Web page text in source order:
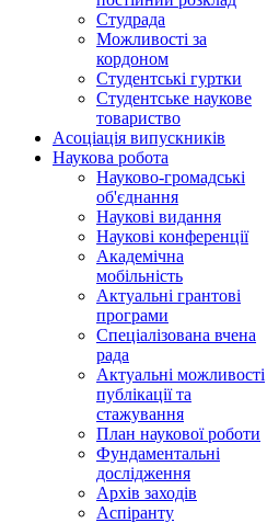
Студрада
Можливості за
кордоном
Студентські гуртки
Студентське наукове
товариство
Асоціація випускників
Наукова робота
Науково-громадські
об'єднання
Наукові видання
Наукові конференції
Академічна
мобільність
Актуальні грантові
програми
Спеціалізована вчена
рада
Актуальні можливості
публікації та
стажування
План наукової роботи
Фундаментальні
дослідження
Архів заходів
Аспіранту